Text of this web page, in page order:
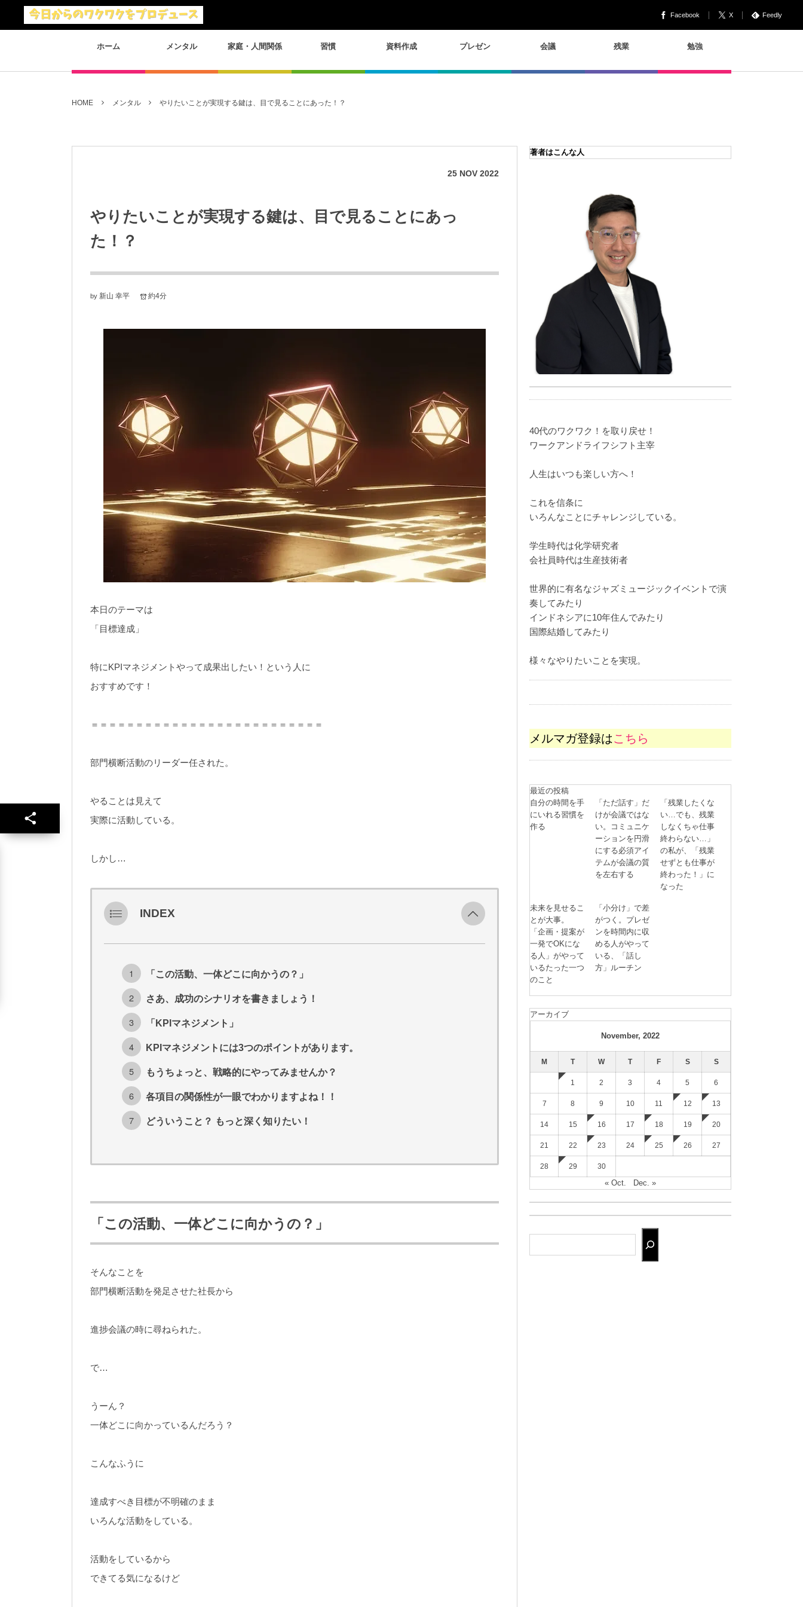
Facebook X Feedly
ホーム メンタル 家庭・人間関係 習慣 資料作成 プレゼン 会議 残業 勉強
HOME メンタル やりたいことが実現する鍵は、目で見ることにあった！？
25 NOV 2022
やりたいことが実現する鍵は、目で見ることにあっ
た！？
by 新山 幸平 約4分
本日のテーマは
「目標達成」
特にKPIマネジメントやって成果出したい！という人に
おすすめです！
＝＝＝＝＝＝＝＝＝＝＝＝＝＝＝＝＝＝＝＝＝＝＝＝＝＝
部門横断活動のリーダー任された。
やることは見えて
実際に活動している。
しかし…
INDEX
「この活動、一体どこに向かうの？」
さあ、成功のシナリオを書きましょう！
「KPIマネジメント」
KPIマネジメントには3つのポイントがあります。
もうちょっと、戦略的にやってみませんか？
各項目の関係性が一眼でわかりますよね！！
どういうこと？ もっと深く知りたい！
「この活動、一体どこに向かうの？」
そんなことを
部門横断活動を発足させた社長から
進捗会議の時に尋ねられた。
で…
うーん？
一体どこに向かっているんだろう？
こんなふうに
達成すべき目標が不明確のまま
いろんな活動をしている。
活動をしているから
できてる気になるけど
著者はこんな人
40代のワクワク！を取り戻せ！
ワークアンドライフシフト主宰
人生はいつも楽しい方へ！
これを信条に
いろんなことにチャレンジしている。
学生時代は化学研究者
会社員時代は生産技術者
世界的に有名なジャズミュージックイベントで演
奏してみたり
インドネシアに10年住んでみたり
国際結婚してみたり
様々なやりたいことを実現。
メルマガ登録はこちら
最近の投稿
自分の時間を手
にいれる習慣を
作る
「ただ話す」だ
けが会議ではな
い。コミュニケ
ーションを円滑
にする必須アイ
テムが会議の質
を左右する
「残業したくな
い…でも、残業
しなくちゃ仕事
終わらない…」
の私が、「残業
せずとも仕事が
終わった！」に
なった
未来を見せるこ
とが大事。
「企画・提案が
一発でOKにな
る人」がやって
いるたった一つ
のこと
「小分け」で差
がつく。プレゼ
ンを時間内に収
める人がやって
いる、「話し
方」ルーチン
アーカイブ
November, 2022
M T W T F S S
1 2 3 4 5 6
7 8 9 10 11 12 13
14 15 16 17 18 19 20
21 22 23 24 25 26 27
28 29 30
« Oct. Dec. »